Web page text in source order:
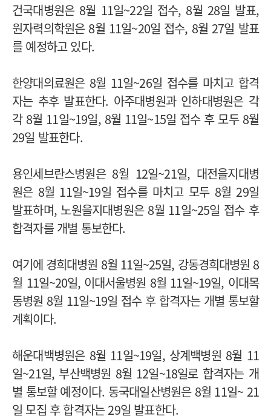
건국대병원은 8월 11일~22일 접수, 8월 28일 발표,
원자력의학원은 8월 11일~20일 접수, 8월 27일 발표
를 예정하고 있다.
한양대의료원은 8월 11일~26일 접수를 마치고 합격
자는 추후 발표한다. 아주대병원과 인하대병원은 각
각 8월 11일~19일, 8월 11일~15일 접수 후 모두 8월
29일 발표한다.
용인세브란스병원은 8월 12일~21일, 대전을지대병
원은 8월 11일~19일 접수를 마치고 모두 8월 29일
발표하며, 노원을지대병원은 8월 11일~25일 접수 후
합격자를 개별 통보한다.
여기에 경희대병원 8월 11일~25일, 강동경희대병원 8
월 11일~20일, 이대서울병원 8월 11일~19일, 이대목
동병원 8월 11일~19일 접수 후 합격자는 개별 통보할
계획이다.
해운대백병원은 8월 11일~19일, 상계백병원 8월 11
일~21일, 부산백병원 8월 12일~18일로 합격자는 개
별 통보할 예정이다. 동국대일산병원은 8월 11일~ 21
일 모집 후 합격자는 29일 발표한다.